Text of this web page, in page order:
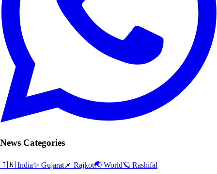
News Categories
🇮🇳 India✨ Gujarat 📌 Rajkot🌏 World🪐 Rashifal